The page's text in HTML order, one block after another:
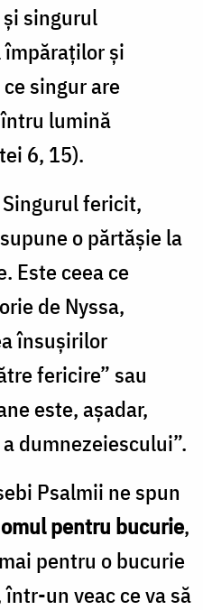
singurul
şi
singur are
lumină
6, 15).
fericit,
o părtăşie la
Este ceea ce
de Nyssa,
însuşirilor
fericire” sau
este, aşadar,
dumnezeiescului”.
Psalmii ne spun
pentru bucurie,
pentru o bucurie
un veac ce va să